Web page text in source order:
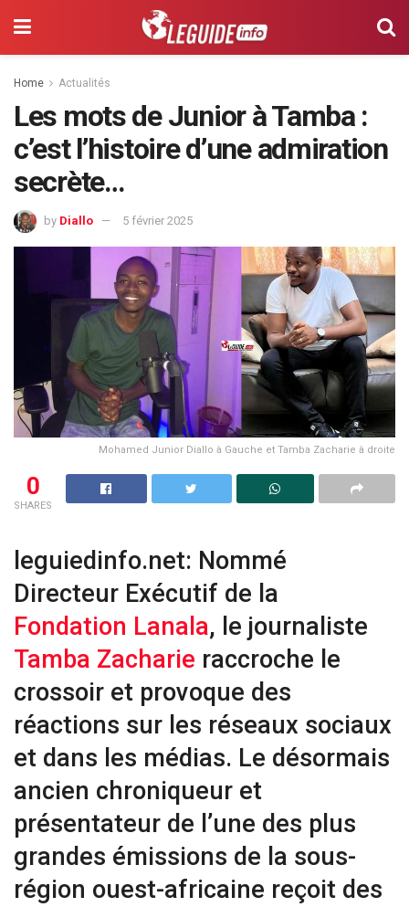
Home Actualités
Les mots de Junior à Tamba :
c’est l’histoire d’une admiration
secrète…
by Diallo 5 février 2025
Mohamed Junior Diallo à Gauche et Tamba Zacharie à droite
0
SHARES
leguiedinfo.net: Nommé
Directeur Exécutif de la
Fondation Lanala, le journaliste
Tamba Zacharie raccroche le
crossoir et provoque des
réactions sur les réseaux sociaux
et dans les médias. Le désormais
ancien chroniqueur et
présentateur de l’une des plus
grandes émissions de la sous-
région ouest-africaine reçoit des